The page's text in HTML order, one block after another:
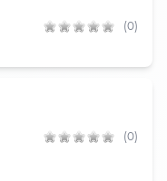
(0)
(0)